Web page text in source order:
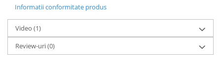
Lungime produs cuprinsa intre 119 cm (marimea 40) si 123 cm
(marimea 48).
Atentie! Nuanta produsului poate diferi usor, in functie de
dispozitivul de pe care este vizualizat.
Informatii conformitate produs
Video (1)
Review-uri(0)